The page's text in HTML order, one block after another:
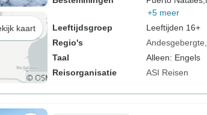
kaart
+5 meer
Leeftijdsgroep
Leeftijden 16+
Regio's
Andesgebergte
Taal
Alleen: Engels
Reisorganisatie
ASI Reisen